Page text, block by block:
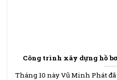
Công trình xây dựng hồ
Tháng 10 này Vũ Minh Phát